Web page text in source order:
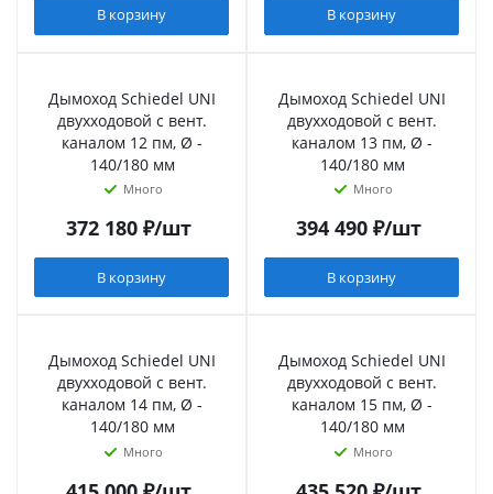
В корзину В корзину
Дымоход Schiedel UNI
двухходовой с вент.
каналом 12 пм, Ø -
140/180 мм
Много
372 180₽/шт
В корзину
Дымоход Schiedel UNI
двухходовой с вент.
каналом 13 пм, Ø -
140/180 мм
Много
394 490₽/шт
В корзину
Дымоход Schiedel UNI
двухходовой с вент.
каналом 14 пм, Ø -
140/180 мм
Много
Дымоход Schiedel UNI
двухходовой с вент.
каналом 15 пм, Ø -
140/180 мм
Много